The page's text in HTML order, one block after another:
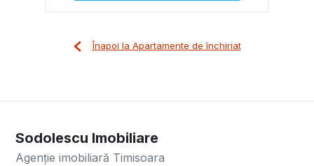
Înapoi la Apartamente de închiriat
Sodolescu Imobiliare
Agenție imobiliară Timisoara